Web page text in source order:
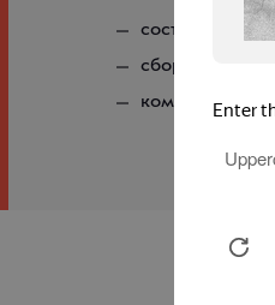
составление
сбор
коммуникацию